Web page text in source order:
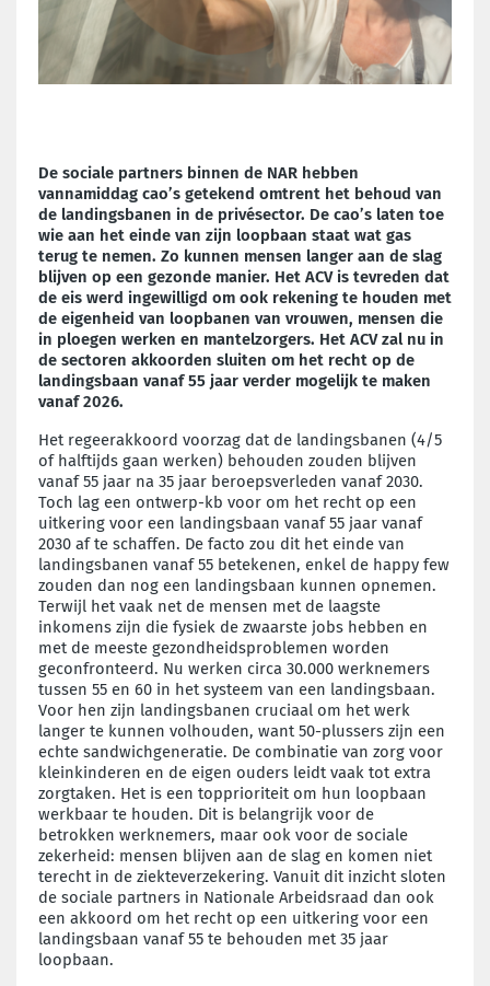
De sociale partners binnen de NAR hebben
vannamiddag cao’s getekend omtrent het behoud van
de landingsbanen in de privésector. De cao’s laten toe
wie aan het einde van zijn loopbaan staat wat gas
terug te nemen. Zo kunnen mensen langer aan de slag
blijven op een gezonde manier. Het ACV is tevreden dat
de eis werd ingewilligd om ook rekening te houden met
de eigenheid van loopbanen van vrouwen, mensen die
in ploegen werken en mantelzorgers. Het ACV zal nu in
de sectoren akkoorden sluiten om het recht op de
landingsbaan vanaf 55 jaar verder mogelijk te maken
vanaf 2026.
Het regeerakkoord voorzag dat de landingsbanen (4/5
of halftijds gaan werken) behouden zouden blijven
vanaf 55 jaar na 35 jaar beroepsverleden vanaf 2030.
Toch lag een ontwerp-kb voor om het recht op een
uitkering voor een landingsbaan vanaf 55 jaar vanaf
2030 af te schaffen. De facto zou dit het einde van
landingsbanen vanaf 55 betekenen, enkel de happy few
zouden dan nog een landingsbaan kunnen opnemen.
Terwijl het vaak net de mensen met de laagste
inkomens zijn die fysiek de zwaarste jobs hebben en
met de meeste gezondheidsproblemen worden
geconfronteerd. Nu werken circa 30.000 werknemers
tussen 55 en 60 in het systeem van een landingsbaan.
Voor hen zijn landingsbanen cruciaal om het werk
langer te kunnen volhouden, want 50-plussers zijn een
echte sandwichgeneratie. De combinatie van zorg voor
kleinkinderen en de eigen ouders leidt vaak tot extra
zorgtaken. Het is een topprioriteit om hun loopbaan
werkbaar te houden. Dit is belangrijk voor de
betrokken werknemers, maar ook voor de sociale
zekerheid: mensen blijven aan de slag en komen niet
terecht in de ziekteverzekering. Vanuit dit inzicht sloten
de sociale partners in Nationale Arbeidsraad dan ook
een akkoord om het recht op een uitkering voor een
landingsbaan vanaf 55 te behouden met 35 jaar
loopbaan.